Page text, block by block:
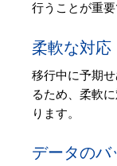
行うことが重要
柔軟な対応
移行中に予期
るため、柔軟
ります。
データのバ